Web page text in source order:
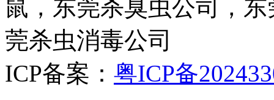
鼠，东莞杀臭虫公司，
莞杀虫消毒公司
ICP备案： 粤ICP备